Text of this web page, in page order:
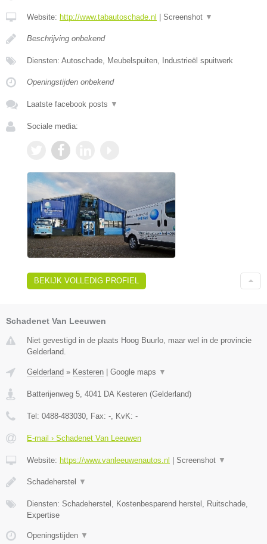
Website: http://www.tabautoschade.nl Screenshot ▼
Beschrijving onbekend
Diensten: Autoschade, Meubelspuiten, Industrieël spuitwerk
Openingstijden onbekend
Laatste facebook posts ▼
Sociale media:
BEKIJK VOLLEDIG PROFIEL
Schadenet Van Leeuwen
Niet gevestigd in de plaats Hoog Buurlo, maar wel in de provincie
Gelderland.
Gelderland » Kesteren Google maps ▼
Batterijenweg 5 4041 DA Kesteren (Gelderland)
Tel: 0488-483030 , Fax: - , KvK: -
E-mail › Schadenet Van Leeuwen
Website: https://www.vanleeuwenautos.nl Screenshot ▼
Schadeherstel ▼
Diensten: Schadeherstel, Kostenbesparend herstel, Ruitschade,
Expertise
Openingstijden ▼